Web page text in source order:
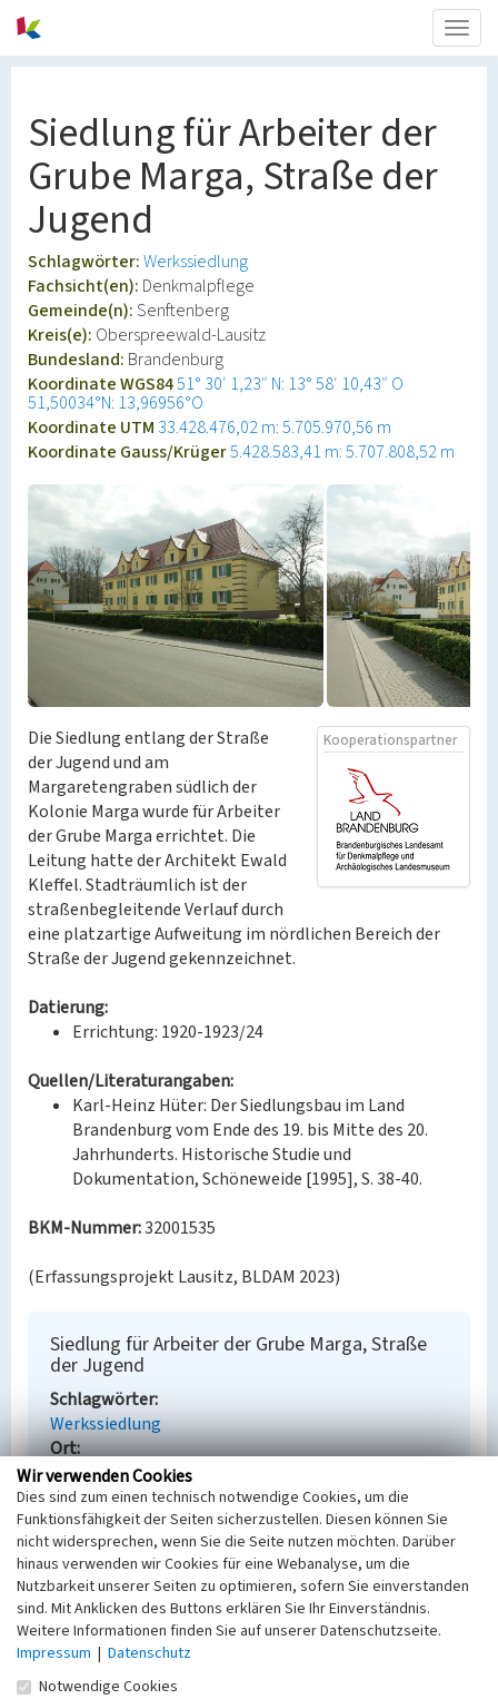
Siedlung für Arbeiter der
Grube Marga, Straße der
Jugend
Schlagwörter:Werkssiedlung
Fachsicht(en): Denkmalpflege
Gemeinde(n):Senftenberg
Kreis(e): Oberspreewald-Lausitz
Bundesland: Brandenburg
Koordinate WGS8451° 30′ 1,23″ N: 13° 58′ 10,43″ O
51,50034°N: 13,96956°O
Koordinate UTM 33.428.476,02 m: 5.705.970,56 m
Koordinate Gauss/Krüger5.428.583,41 m: 5.707.808,52 m
Kooperationspartner
Die Siedlung entlang der Straße
der Jugend und am
Margaretengraben südlich der
Kolonie Marga wurde für Arbeiter
der Grube Marga errichtet. Die
Leitung hatte der Architekt Ewald
Kleffel. Stadträumlich ist der
straßenbegleitende Verlauf durch
eine platzartige Aufweitung im nördlichen Bereich der
Straße der Jugend gekennzeichnet.
Datierung:
Errichtung: 1920-1923/24
Quellen/Literaturangaben:
Karl-Heinz Hüter: Der Siedlungsbau im Land
Brandenburg vom Ende des 19. bis Mitte des 20.
Jahrhunderts. Historische Studie und
Dokumentation, Schöneweide [1995], S. 38-40.
BKM-Nummer:32001535
(Erfassungsprojekt Lausitz, BLDAM 2023)
Siedlung für Arbeiter der Grube Marga, Straße
der Jugend
Schlagwörter
Werkssiedlung
Ort
Brieske
Alternativer Ortsname
Brjazki
Fachsicht(en)
Denkmalpflege
Erfassungsmaßstab
Keine Angabe
Erfassungsmethode
Übernahme aus externer Fachdatenbank
Wir verwenden Cookies
Dies sind zum einen technisch notwendige Cookies, um die
Funktionsfähigkeit der Seiten sicherzustellen. Diesen können Sie
nicht widersprechen, wenn Sie die Seite nutzen möchten. Darüber
hinaus verwenden wir Cookies für eine Webanalyse, um die
Nutzbarkeit unserer Seiten zu optimieren, sofern Sie einverstanden
sind. Mit Anklicken des Buttons erklären Sie Ihr Einverständnis.
Weitere Informationen finden Sie auf unserer Datenschutzseite.
Impressum | Datenschutz
Notwendige Cookies